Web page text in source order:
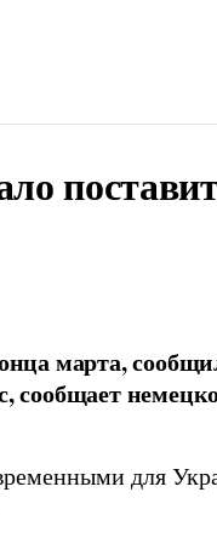
марта,
сообщает
для